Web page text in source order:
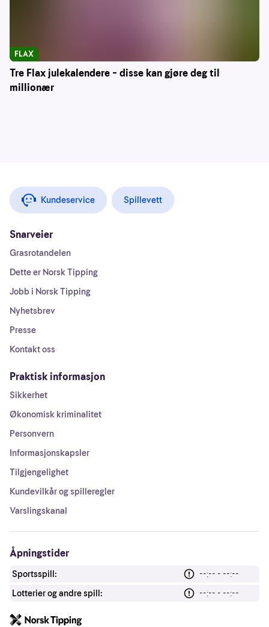
Tre Flax julekalendere – disse kan gjøre deg til
millionær
FLAX
Kundeservice Spillevett
Snarveier
Grasrotandelen
Dette er Norsk Tipping
Jobb i Norsk Tipping
Nyhetsbrev
Presse
Kontakt oss
Praktisk informasjon
Sikkerhet
Økonomisk kriminalitet
Personvern
Informasjonskapsler
Tilgjengelighet
Kundevilkår og spilleregler
Varslingskanal
Åpningstider
Sportsspill:
--:-- - --:--
Lotterier og andre spill:
--:-- - --:--